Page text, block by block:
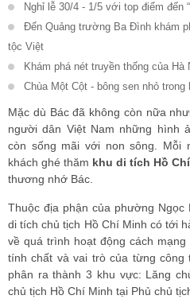
Nghỉ lễ 30/4 - 1/5 với top điểm đến
Đến Quảng trường Ba Đình khám
tộc Việt
Khám phá nét truyền thống của
Chùa Một Cột - bông sen nhỏ trong
Mặc dù Bác đã không còn nữa
người dân Việt Nam những hình
còn sống mãi với non sông. Mỗi
khách ghé thăm khu di tích Hồ
thương nhớ Bác.
Thuộc địa phận của phường
di tích chủ tịch Hồ Chí Minh có tới
về quá trình hoạt động cách
tính chất và vai trò của từng
phân ra thành 3 khu vực: Lăng
chủ tịch Hồ Chí Minh tại Phủ chủ